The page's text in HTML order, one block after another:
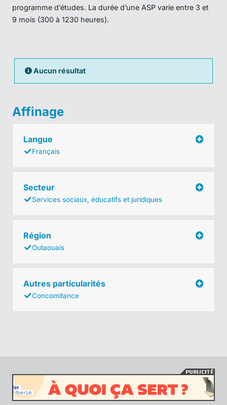
programme d’études. La durée d’une ASP varie entre 3 et
9 mois (300 à 1230 heures).
Aucun résultat
Affinage
Langue
Français
Secteur
Services sociaux, éducatifs et juridiques
Région
Outaouais
Autres particularités
Concomitance